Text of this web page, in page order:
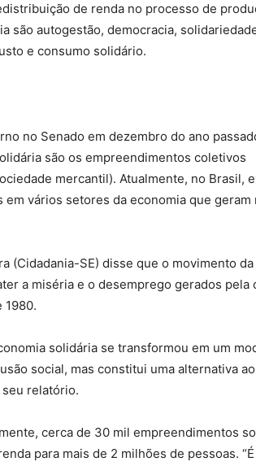
de renda no processo de
são autogestão, democracia,
e consumo solidário.
no Senado em dezembro do ano
são os empreendimentos coletivos
mercantil). Atualmente, no Brasil,
vários setores da economia que geram
(Cidadania-SE) disse que o movimento da
a miséria e o desemprego gerados pela
1980.
solidária se transformou em um
social, mas constitui uma alternativa ao
relatório.
cerca de 30 mil empreendimentos
para mais de 2 milhões de pessoas.